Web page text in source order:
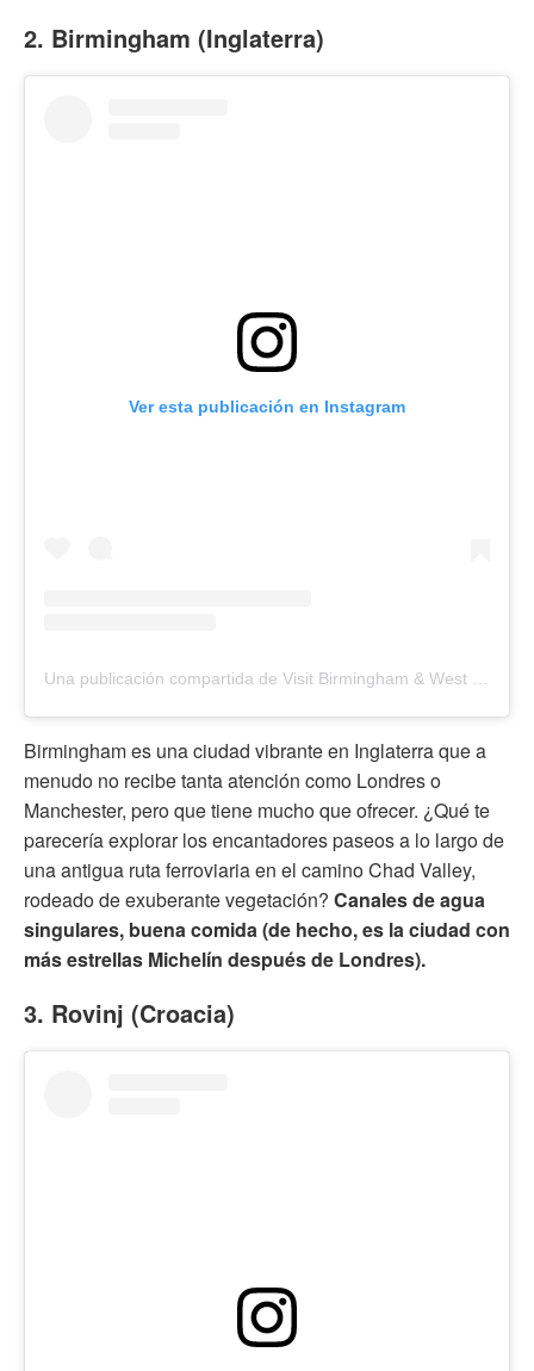
2. Birmingham (Inglaterra)
Ver esta publicación en Instagram
Birmingham es una ciudad vibrante en Inglaterra que a
menudo no recibe tanta atención como Londres o
Manchester, pero que tiene mucho que ofrecer. ¿Qué te
parecería explorar los encantadores paseos a lo largo de
una antigua ruta ferroviaria en el camino Chad Valley,
rodeado de exuberante vegetación? Canales de agua
singulares, buena comida (de hecho, es la ciudad con
más estrellas Michelín después de Londres).
3. Rovinj (Croacia)